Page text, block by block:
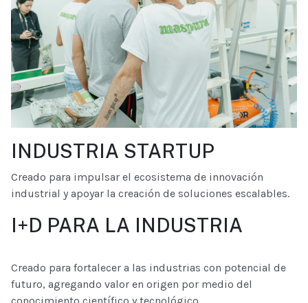
INDUSTRIA STARTUP
Creado para impulsar el ecosistema de innovación
industrial y apoyar la creación de soluciones escalables.
I+D PARA LA INDUSTRIA
Creado para fortalecer a las industrias con potencial de
futuro, agregando valor en origen por medio del